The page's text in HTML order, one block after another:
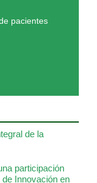
pacientes
de la
participación
Innovación en